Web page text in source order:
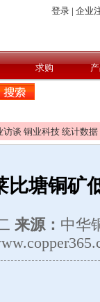
访谈 铜业科技 统计数据
比塘铜矿
来源： 中华